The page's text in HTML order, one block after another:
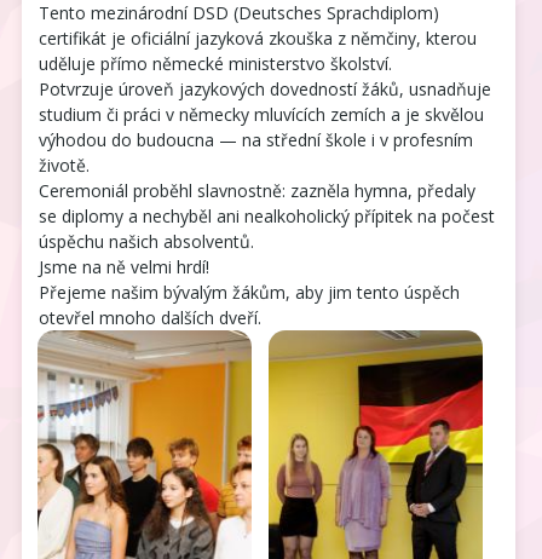
Tento mezinárodní DSD (Deutsches Sprachdiplom)
certifikát je oficiální jazyková zkouška z němčiny, kterou
uděluje přímo německé ministerstvo školství.
Potvrzuje úroveň jazykových dovedností žáků, usnadňuje
studium či práci v německy mluvících zemích a je skvělou
výhodou do budoucna — na střední škole i v profesním
životě.
Ceremoniál proběhl slavnostně: zazněla hymna, předaly
se diplomy a nechyběl ani nealkoholický přípitek na počest
úspěchu našich absolventů.
Jsme na ně velmi hrdí!
Přejeme našim bývalým žákům, aby jim tento úspěch
otevřel mnoho dalších dveří.